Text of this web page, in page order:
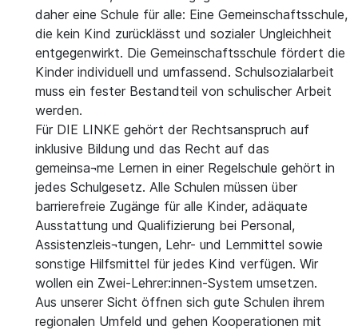
daher eine Schule für alle: Eine Gemeinschaftsschule,
die kein Kind zurücklässt und sozialer Ungleichheit
entgegenwirkt. Die Gemeinschaftsschule fördert die
Kinder individuell und umfassend. Schulsozialarbeit
muss ein fester Bestandteil von schulischer Arbeit
werden.
Für DIE LINKE gehört der Rechtsanspruch auf
inklusive Bildung und das Recht auf das
gemeinsa¬me Lernen in einer Regelschule gehört in
jedes Schulgesetz. Alle Schulen müssen über
barrierefreie Zugänge für alle Kinder, adäquate
Ausstattung und Qualifizierung bei Personal,
Assistenzleis¬tungen, Lehr- und Lernmittel sowie
sonstige Hilfsmittel für jedes Kind verfügen. Wir
wollen ein Zwei-Lehrer:innen-System umsetzen.
Aus unserer Sicht öffnen sich gute Schulen ihrem
regionalen Umfeld und gehen Kooperationen mit